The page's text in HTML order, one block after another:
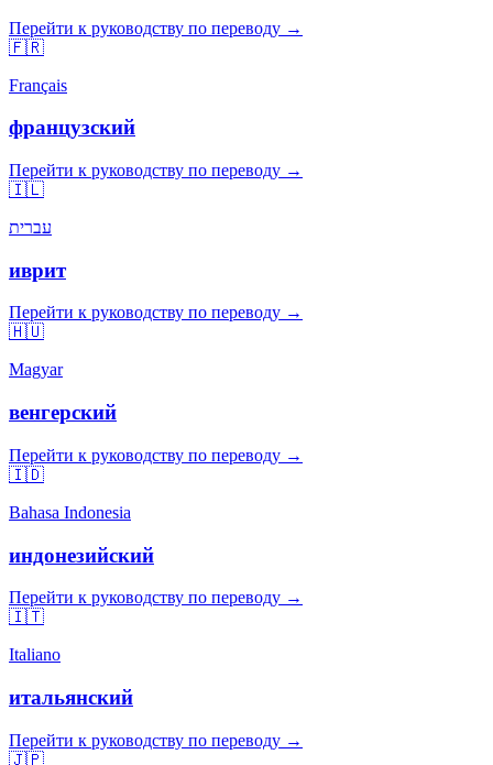
Перейти к руководству по переводу →
🇫🇷
Français
французский
Перейти к руководству по переводу →
🇮🇱
עברית
иврит
Перейти к руководству по переводу →
🇭🇺
Magyar
венгерский
Перейти к руководству по переводу →
🇮🇩
Bahasa Indonesia
индонезийский
Перейти к руководству по переводу →
🇮🇹
Italiano
итальянский
Перейти к руководству по переводу →
🇯🇵